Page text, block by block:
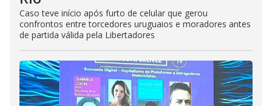
Caso teve início após furto de celular que gerou
confrontos entre torcedores uruguaios e moradores antes
de partida válida pela Libertadores